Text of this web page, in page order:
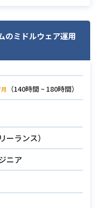
ず)。
ニング経験、DBスキ
3年以上。
素のうち、いずれか
運用のご経験がある
ワード:
などのジョブ管
、運用経験
構築経験
経験
のミドルウェア運用
（140時間 ~ 180時間）
ーランス）
ニア